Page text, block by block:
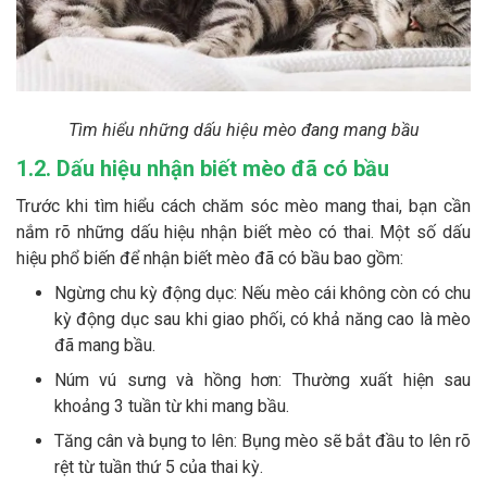
Tìm hiểu những dấu hiệu mèo đang mang bầu
1.2. Dấu hiệu nhận biết mèo đã có bầu
Trước khi tìm hiểu cách chăm sóc mèo mang thai, bạn cần
nắm rõ những dấu hiệu nhận biết mèo có thai. Một số dấu
hiệu phổ biến để nhận biết mèo đã có bầu bao gồm:
Ngừng chu kỳ động dục: Nếu mèo cái không còn có chu
kỳ động dục sau khi giao phối, có khả năng cao là mèo
đã mang bầu.
Núm vú sưng và hồng hơn: Thường xuất hiện sau
khoảng 3 tuần từ khi mang bầu.
Tăng cân và bụng to lên: Bụng mèo sẽ bắt đầu to lên rõ
rệt từ tuần thứ 5 của thai kỳ.